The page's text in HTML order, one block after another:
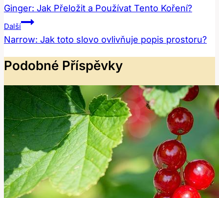
Pro
Příspěvek
Ginger: Jak Přeložit a Používat Tento Koření?
Další
Narrow: Jak toto slovo ovlivňuje popis prostoru?
Podobné Příspěvky